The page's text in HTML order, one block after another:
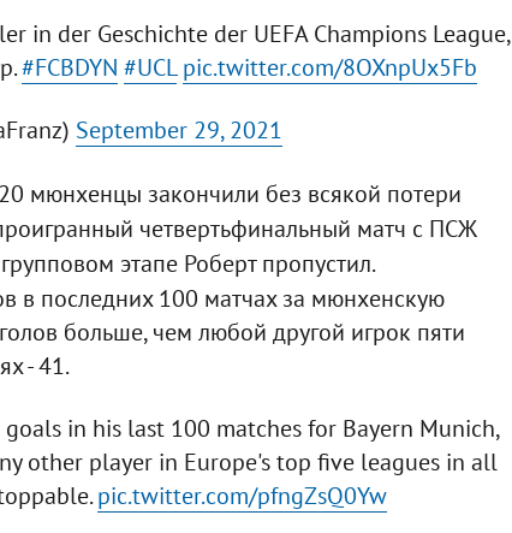
in der Geschichte der UEFA Champions League,
#FCBDYN #UCL pic.twitter.com/8OXnpUx5Fb
September 29, 2021
мюнхенцы закончили без всякой потери
четвертьфинальный матч с ПСЖ
этапе Роберт пропустил.
в последних 100 матчах за мюнхенскую
больше, чем любой другой игрок пяти
- 41.
in his last 100 matches for Bayern Munich,
other player in Europe's top five leagues in all
pic.twitter.com/pfngZsQ0Yw